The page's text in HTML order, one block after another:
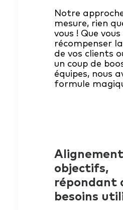
Notre
mesure, rien
vous ! Que
récompenser
de vos clients
un coup de
équipes, nous
formule
objectifs,
répondant
besoins